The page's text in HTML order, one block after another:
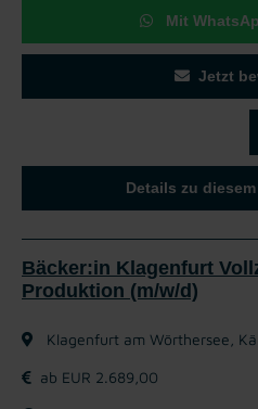
Mit
Jetzt
Details zu
Bäcker:in Klagenfurt
Produktion (m/w/d)
Klagenfurt am Wörthersee,
ab EUR 2.689,00